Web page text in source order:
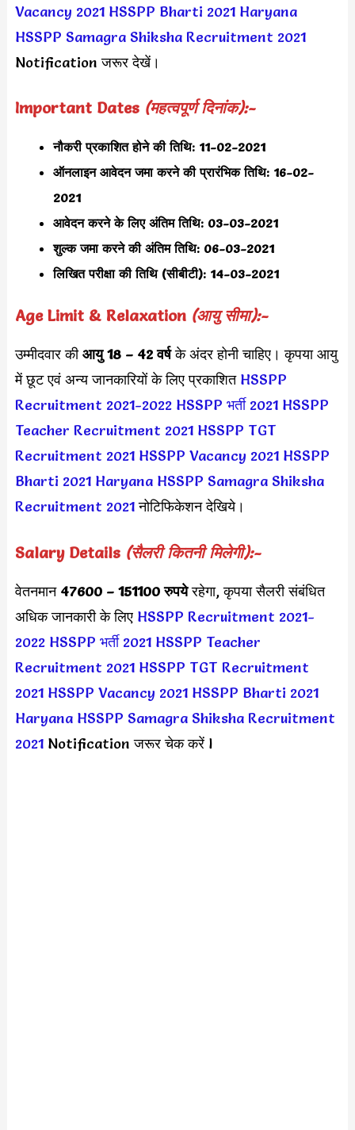
Vacancy 2021 HSSPP Bharti 2021 Haryana
HSSPP Samagra Shiksha Recruitment 2021
Notification जरूर देखें।
Important Dates (महत्वपूर्ण दिनांक):-
नौकरी प्रकाशित होने की तिथि: 11-02-2021
ऑनलाइन आवेदन जमा करने की प्रारंभिक तिथि: 16-02-
2021
आवेदन करने के लिए अंतिम तिथि: 03-03-2021
शुल्क जमा करने की अंतिम तिथि: 06-03-2021
लिखित परीक्षा की तिथि (सीबीटी): 14-03-2021
Age Limit & Relaxation (आयु सीमा):-
उम्मीदवार कीआयु 18 – 42 वर्षके अंदर होनी चाहिए। कृपया आयु
में छूट एवं अन्य जानकारियों के लिए प्रकाशित HSSPP
Recruitment 2021-2022 HSSPP भर्ती 2021 HSSPP
Teacher Recruitment 2021 HSSPP TGT
Recruitment 2021 HSSPP Vacancy 2021 HSSPP
Bharti 2021 Haryana HSSPP Samagra Shiksha
Recruitment 2021नोटिफिकेशन देखिये।
Salary Details (सैलरी कितनी मिलेगी):-
वेतनमान 47600 – 151100 रुपयेरहेगा, कृपया सैलरी संबंधित
अधिक जानकारी के लिए HSSPP Recruitment 2021-
2022 HSSPP भर्ती 2021 HSSPP Teacher
Recruitment 2021 HSSPP TGT Recruitment
2021 HSSPP Vacancy 2021 HSSPP Bharti 2021
Haryana HSSPP Samagra Shiksha Recruitment
2021Notification जरूर चेक करें l